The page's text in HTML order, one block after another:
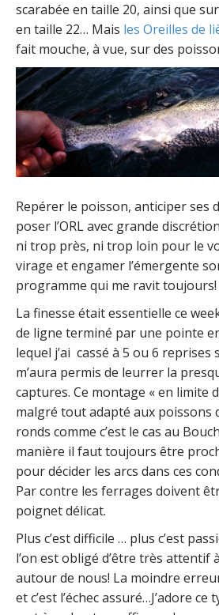
scarabée en taille 20, ainsi que
en taille 22… Mais les Oreilles de
fait mouche, à vue, sur des
Repérer le poisson, anticiper ses
poser l’ORL avec grande
ni trop près, ni trop loin pour le
virage et engamer l’émergente
programme qui me ravit toujours!
La finesse était essentielle ce
de ligne terminé par une pointe
lequel j’ai cassé à 5 ou 6 reprises
m’aura permis de leurrer la
captures. Ce montage « en limite
malgré tout adapté aux poissons
ronds comme c’est le cas au
manière il faut toujours être
pour décider les arcs dans ces
Par contre les ferrages doivent
poignet délicat.
Plus c’est difficile … plus c’est
l’on est obligé d’être très attentif
autour de nous! La moindre
et c’est l’échec assuré…J’adore ce